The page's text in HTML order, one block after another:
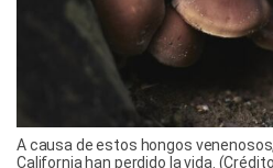
A causa de estos hongos
California han perdido la vida.